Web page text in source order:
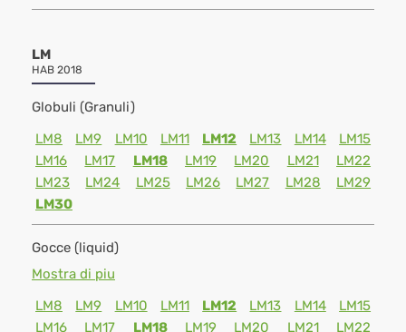
LM
HAB 2018
Globuli (Granuli)
LM8
LM9 LM10 LM11 LM12 LM13 LM14
LM15
LM16
LM17 LM18 LM19 LM20 LM21
LM22
LM23
LM24 LM25 LM26 LM27 LM28
LM29
LM30
Gocce (liquid)
Mostra di piu
LM8
LM9 LM10 LM11 LM12 LM13 LM14
LM15
LM16
LM17 LM18 LM19 LM20 LM21
LM22